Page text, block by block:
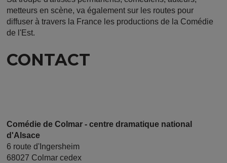
metteurs en scène, va également sur les routes pour
diffuser à travers la France les productions de la Comédie
de l'Est.
CONTACT
Comédie de Colmar - centre dramatique national
d'Alsace
6 route d'Ingersheim
68027 Colmar cedex